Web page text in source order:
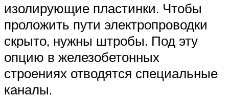
изолирующие пластинки. Чтобы
проложить пути электропроводки
скрыто, нужны штробы. Под эту
опцию в железобетонных
строениях отводятся специальные
каналы.